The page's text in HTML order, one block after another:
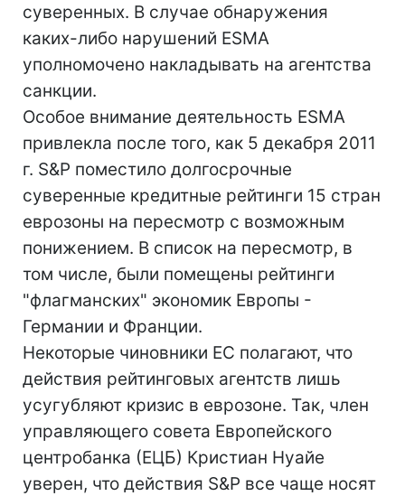
суверенных. В случае обнаружения
каких-либо нарушений ESMA
уполномочено накладывать на агентства
санкции.
Особое внимание деятельность ESMA
привлекла после того, как 5 декабря 2011
г. S&P поместило долгосрочные
суверенные кредитные рейтинги 15 стран
еврозоны на пересмотр с возможным
понижением. В список на пересмотр, в
том числе, были помещены рейтинги
"флагманских" экономик Европы -
Германии и Франции.
Некоторые чиновники ЕС полагают, что
действия рейтинговых агентств лишь
усугубляют кризис в еврозоне. Так, член
управляющего совета Европейского
центробанка (ЕЦБ) Кристиан Нуайе
уверен, что действия S&P все чаще носят